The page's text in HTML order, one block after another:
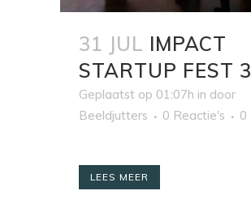
31 JUL IMPACT
STARTUP FEST 3
Geplaatst op 01:07h in door
Beeldjutters
0 Reactie's 0
LEES MEER